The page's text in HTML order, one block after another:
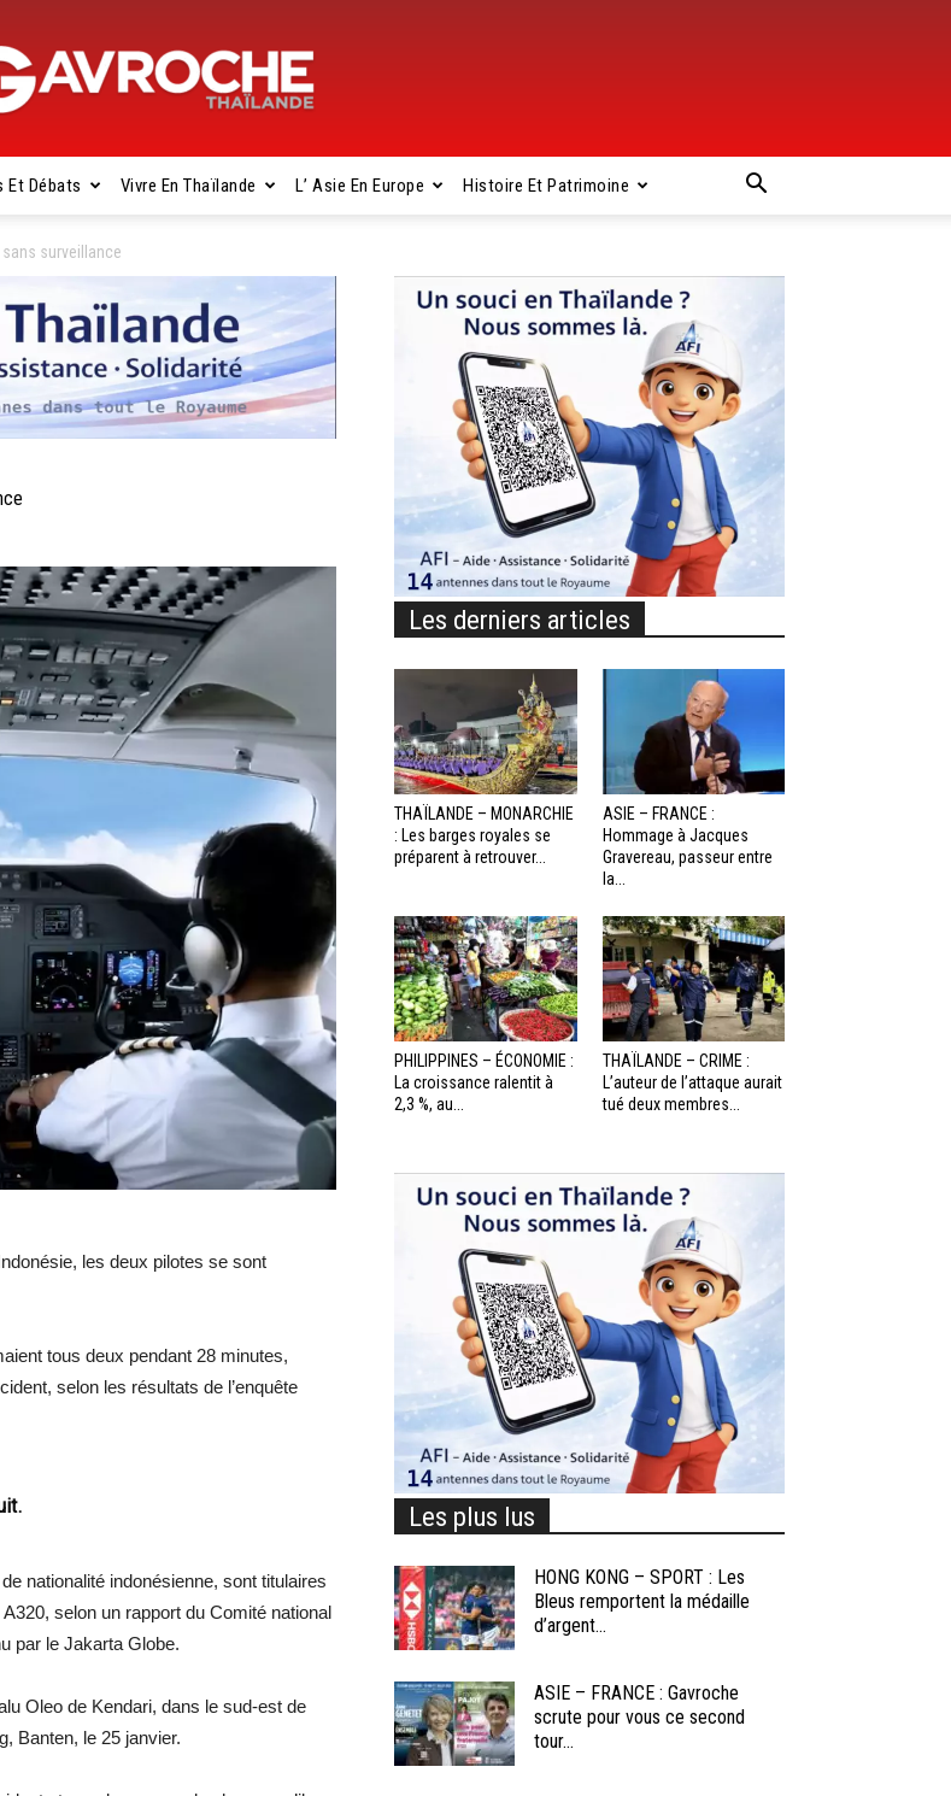
Gavroche
Thaïlande
Et Débats Vivre En Thaïlande L’ Asie En Europe Histoire Et Patrimoine
sans surveillance
les deux pilotes se sont
tous deux pendant 28 minutes,
selon les résultats de l’enquête
nationalité indonésienne, sont titulaires
selon un rapport du Comité national
par le Jakarta Globe.
Oleo de Kendari, dans le sud-est de
Banten, le 25 janvier.
Les derniers articles
THAÏLANDE – MONARCHIE
: Les barges royales se
préparent à retrouver...
ASIE – FRANCE :
Hommage à Jacques
Gravereau, passeur entre
la...
PHILIPPINES – ÉCONOMIE :
La croissance ralentit à
2,3 %, au...
THAÏLANDE – CRIME :
L’auteur de l’attaque aurait
tué deux membres...
Les plus lus
HONG KONG – SPORT : Les
Bleus remportent la médaille
d’argent...
ASIE – FRANCE : Gavroche
scrute pour vous ce second
tour...